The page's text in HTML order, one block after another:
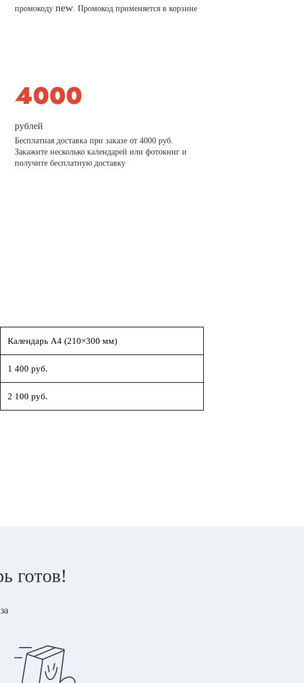
промокоду new. Промокод применяется в корзине
рублей
Бесплатная доставка при заказе от 4000 руб.
Закажите несколько календарей или фотокниг и
получите бесплатную доставку
Календарь А4 (210×300 мм)
1 400 руб.
2 100 руб.
готов!